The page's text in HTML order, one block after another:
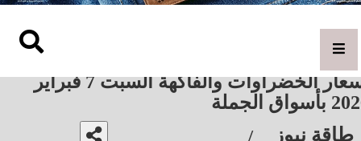
أسعار الخضراوات والفاكهة السبت 7 فبراير
الجملة
طاقة نيوز /